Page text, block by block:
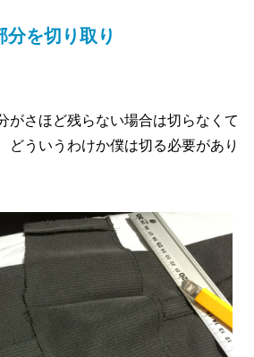
分を切り取り
がさほど残らない場合は切らなくて
どういうわけか僕は切る必要があり